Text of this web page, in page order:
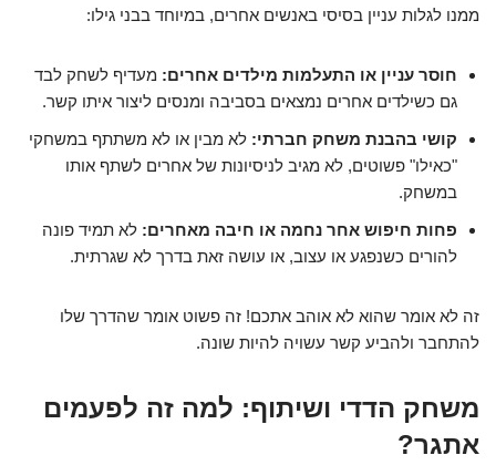
ממנו לגלות עניין בסיסי באנשים אחרים, במיוחד בבני גילו:
חוסר עניין או התעלמות מילדים אחרים: מעדיף לשחק לבד
גם כשילדים אחרים נמצאים בסביבה ומנסים ליצור איתו קשר.
קושי בהבנת משחק חברתי: לא מבין או לא משתתף במשחקי
"כאילו" פשוטים, לא מגיב לניסיונות של אחרים לשתף אותו
במשחק.
פחות חיפוש אחר נחמה או חיבה מאחרים: לא תמיד פונה
להורים כשנפגע או עצוב, או עושה זאת בדרך לא שגרתית.
זה לא אומר שהוא לא אוהב אתכם! זה פשוט אומר שהדרך שלו
להתחבר ולהביע קשר עשויה להיות שונה.
משחק הדדי ושיתוף: למה זה לפעמים
אתגר?